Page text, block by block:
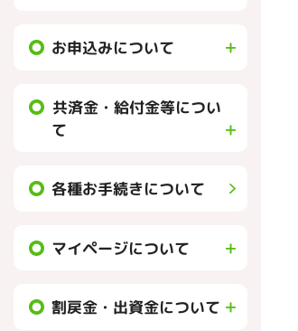
お申込みについて
共済金・給付金等につい
て
各種お手続きについて
マイページについて
割戻金・出資金について